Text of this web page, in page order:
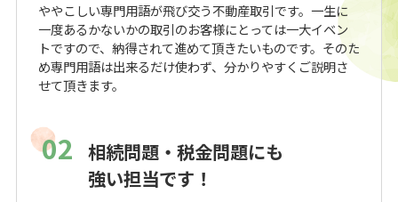
ややこしい専門用語が飛び交う不動産取引です。一生に
一度あるかないかの取引のお客様にとっては一大イベン
トですので、納得されて進めて頂きたいものです。そのた
め専門用語は出来るだけ使わず、分かりやすくご説明さ
せて頂きます。
02 相続問題・税金問題にも
強い担当です！